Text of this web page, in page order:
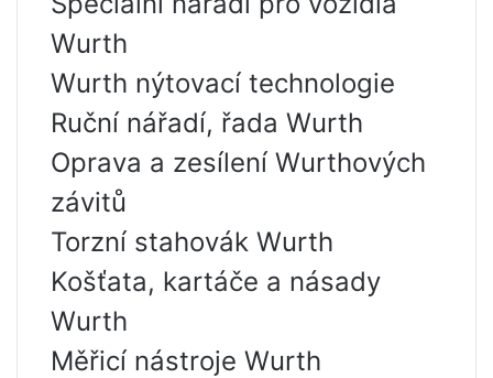
Wurth
Wurth nýtovací technologie
Ruční nářadí, řada Wurth
Oprava a zesílení Wurthových
závitů
Torzní stahovák Wurth
Košťata, kartáče a násady
Wurth
Měřicí nástroje Wurth